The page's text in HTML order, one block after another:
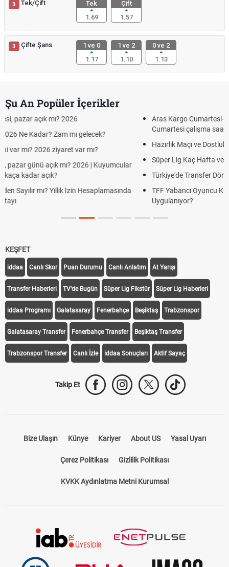
3 Tek/Çift
Tek
1.69
Çift
1.57
3 Çifte Şans
1 ve 0
1.17
1 ve 2
1.10
0 ve 2
1.13
Şu An Popüler İçerikler
Aras Kargo Cumartesi-pazar açık mı? 2026 Aras Kargo
Hazırlık Maçı ve Dostluk Maçı Nedir? Resmî Maçlardan Farkları
Süper Lig Kaç Hafta ve Toplam Kaç Maç Oynanır?
Türkiye'de Transfer Dönemi Ne Zaman Başlıyor ve Bitiyor?
TFF Yabancı Oyuncu Kuralı Nedir? Güncel Sezonda Nasıl
KEŞFET
iddaa Canlı Skor Puan Durumu Canlı Anlatım At Yarışı
Transfer Haberleri TV'de Bugün Süper Lig Fikstür Süper Lig Haberleri
iddaa Programı Galatasaray Fenerbahçe Beşiktaş Trabzonspor
Galatasaray Transfer Fenerbahçe Transfer Beşiktaş Transfer
Trabzonspor Transfer Canlı İzle iddaa Sonuçları Aktif Sayaç
Takip Et
Bize Ulaşın Künye Kariyer About US Yasal Uyarı
Çerez Politikası Gizlilik Politikası
KVKK Aydınlatma Metni Kurumsal